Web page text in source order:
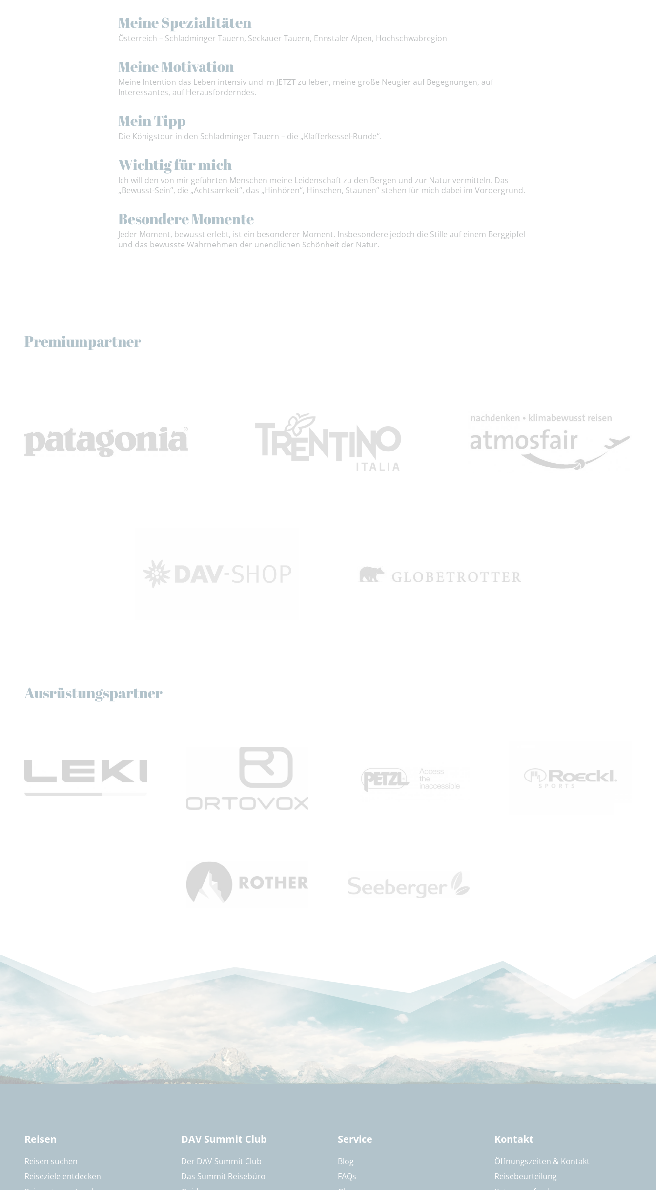
Meine Spezialitäten
Österreich – Schladminger Tauern, Seckauer Tauern, Ennstaler Alpen, Hochschwabregion
Meine Motivation
Meine Intention das Leben intensiv und im JETZT zu leben, meine große Neugier auf Begegnungen, auf
Interessantes, auf Herausforderndes.
Mein Tipp
Die Königstour in den Schladminger Tauern – die „Klafferkessel-Runde“.
Wichtig für mich
Ich will den von mir geführten Menschen meine Leidenschaft zu den Bergen und zur Natur vermitteln. Das
„Bewusst-Sein“, die „Achtsamkeit“, das „Hinhören“, Hinsehen, Staunen“ stehen für mich dabei im Vordergrund.
Besondere Momente
Jeder Moment, bewusst erlebt, ist ein besonderer Moment. Insbesondere jedoch die Stille auf einem Berggipfel
und das bewusste Wahrnehmen der unendlichen Schönheit der Natur.
Premiumpartner
Ausrüstungspartner
Reisen
Reisen suchen
Reiseziele entdecken
DAV Summit Club
Der DAV Summit Club
Das Summit Reisebüro
Service
Blog
FAQs
Kontakt
Öffnungszeiten & Kontakt
Reisebeurteilung